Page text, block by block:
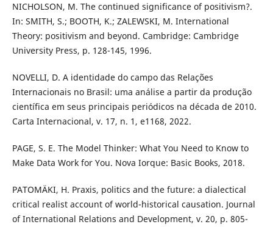
NICHOLSON, M. The continued significance of positivism?.
In: SMITH, S.; BOOTH, K.; ZALEWSKI, M. International
Theory: positivism and beyond. Cambridge: Cambridge
University Press, p. 128-145, 1996.
NOVELLI, D. A identidade do campo das Relações
Internacionais no Brasil: uma análise a partir da produção
científica em seus principais periódicos na década de 2010.
Carta Internacional, v. 17, n. 1, e1168, 2022.
PAGE, S. E. The Model Thinker: What You Need to Know to
Make Data Work for You. Nova Iorque: Basic Books, 2018.
PATOMÄKI, H. Praxis, politics and the future: a dialectical
critical realist account of world-historical causation. Journal
of International Relations and Development, v. 20, p. 805-